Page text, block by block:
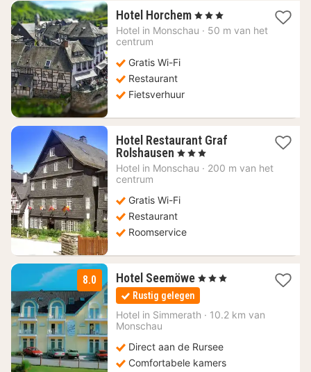
Hotel Horchem 1
nacht
, 3 Sterren
Hotel in Monschau · 50 m van het
centrum
Gratis Wi-Fi
Restaurant
Fietsverhuur
Hotel Restaurant Graf
Rolshausen 1
nacht
€
, 3 Sterren
Hotel in Monschau · 200 m van het
centrum
Gratis Wi-Fi
Restaurant
Roomservice
8.0 Hotel Seemöwe 2
nachten
vanaf
117
, 3 Sterren
Rustig gelegen
Hotel in Simmerath · 10.2 km van
Monschau
Direct aan de Rursee
Comfortabele kamers